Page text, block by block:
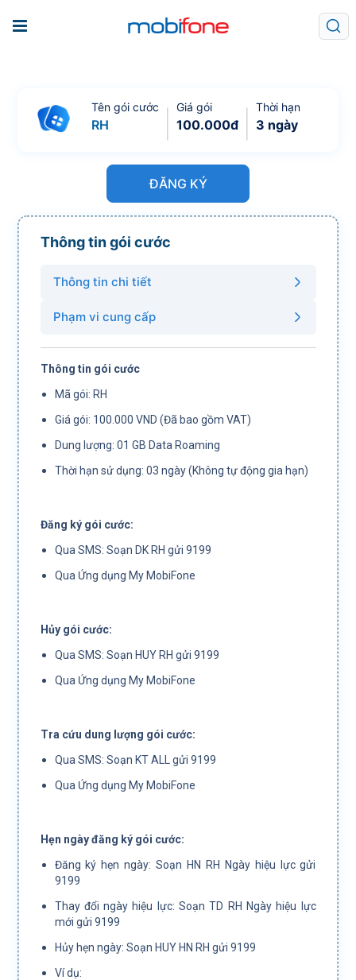
Tên gói cước
RH
Giá gói
100.000đ
Thời hạn
3 ngày
ĐĂNG KÝ
Thông tin gói cước
Thông tin chi tiết
Phạm vi cung cấp
Thông tin gói cước
Mã gói: RH
Giá gói: 100.000 VND (Đã bao gồm VAT)
Dung lượng: 01 GB Data Roaming
Thời hạn sử dụng: 03 ngày (Không tự động gia hạn)
Đăng ký gói cước:
Qua SMS: Soạn DK RH gửi 9199
Qua Ứng dụng My MobiFone
Hủy gói cước:
Qua SMS: Soạn HUY RH gửi 9199
Qua Ứng dụng My MobiFone
Tra cứu dung lượng gói cước:
Qua SMS: Soạn KT ALL gửi 9199
Qua Ứng dụng My MobiFone
Hẹn ngày đăng ký gói cước:
Đăng ký hẹn ngày: Soạn HN RH Ngày hiệu lực gửi
9199
Thay đổi ngày hiệu lực: Soạn TD RH Ngày hiệu lực
mới gửi 9199
Hủy hẹn ngày: Soạn HUY HN RH gửi 9199
Ví dụ: